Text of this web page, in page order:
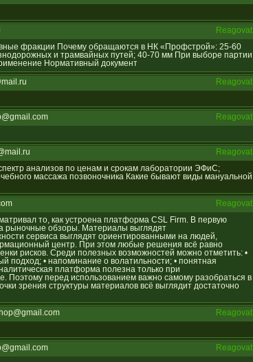
Reagovat
фракции Почему обращаются в НК «Профстрой»: 25-60
и трамвайных путей; 40-70 мм При выборе партии
Нормативный документ
Reagovat
Reagovat
Reagovat
анализов по ценам и срокам лаборатории ЭФиС;
массажа позвоночника Какие бывают виды мануальной
Reagovat
то, как устроена платформа CSL Firm. В первую
рыночные обзоры. Материалы выглядят
сервиса выглядят ориентированными на людей,
центр. При этом любые решения всё равно
рисков. Среди полезных возможностей можно отметить: •
подход; • напоминание о волатильности; • понятная
платформа полезна только при
Поэтому перед использованием важно самому разобраться в
зрения структуры материалов всё выглядит достаточно
Reagovat
Reagovat